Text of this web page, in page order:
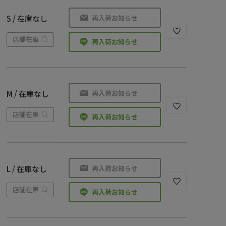
S / 在庫なし
店舗在庫
再入荷お知らせ
再入荷お知らせ
M / 在庫なし
店舗在庫
再入荷お知らせ
再入荷お知らせ
L / 在庫なし
店舗在庫
再入荷お知らせ
再入荷お知らせ